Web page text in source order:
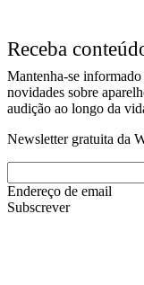
Receba
Mantenha-se
novidades sobre
audição ao longo da
Newsletter gratuita da
Endereço de email
Subscrever